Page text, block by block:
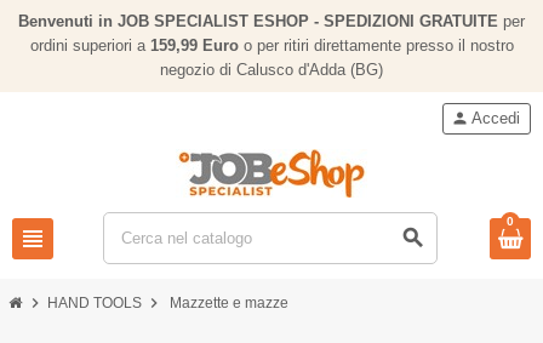
Benvenuti in JOB SPECIALIST ESHOP - SPEDIZIONI GRATUITE per
ordini superiori a 159,99 Euro o per ritiri direttamente presso il nostro
negozio di Calusco d'Adda (BG)
view_headline search
person Accedi
0
chevron_right HAND TOOLS chevron_right Mazzette e mazze